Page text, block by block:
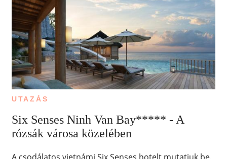
UTAZÁS
Six Senses Ninh Van Bay***** - A
rózsák városa közelében